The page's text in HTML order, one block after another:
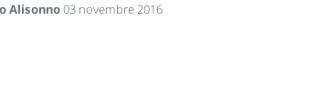
Alisonno03 novembre 2016